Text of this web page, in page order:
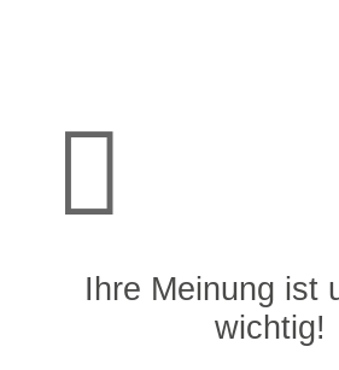

Ihre Meinung ist
wichtig!